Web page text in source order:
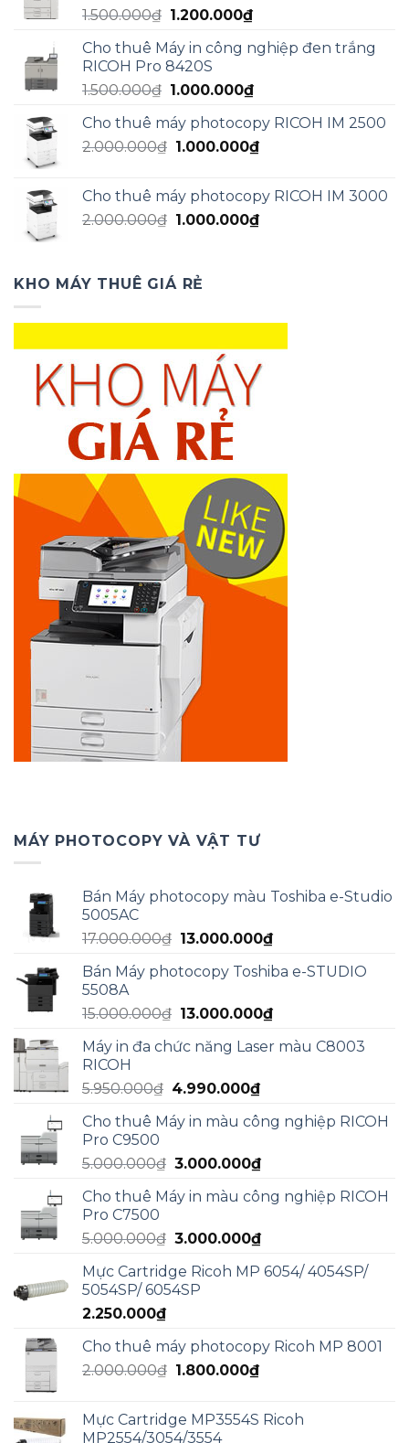
1.300.000₫.
1.500.000₫ Giá
là:
1.500.000₫.
1.200.000₫Giá
tại
1.200.000₫.
Cho thuê Máy in công nghiệp đen trắng
RICOH Pro 8420S
1.500.000₫ Giá
là:
1.500.000₫.
1.000.000₫Giá
tại
là:
Cho thuê máy photocopy RICOH IM 2500
2.000.000₫ Giá
2.000.000₫.
1.000.000₫Giá
là:
1.000.000₫.
Cho thuê máy photocopy RICOH IM 3000
2.000.000₫ Giá
2.000.000₫.
1.000.000₫Giá
KHO MÁY THUÊ GIÁ RẺ
MÁY PHOTOCOPY VÀ VẬT TƯ
Bán Máy photocopy màu Toshiba e-Studio
5005AC
17.000.000₫ Giá
là:
13.000.000₫Giá
tại
13.000.000₫.
Bán Máy photocopy Toshiba e-STUDIO
5508A
15.000.000₫ Giá
là:
13.000.000₫Giá
tại
Máy in đa chức năng Laser màu C8003
RICOH
5.950.000₫ Giá
là:
4.990.000₫Giá
tại
4.990.000₫.
Cho thuê Máy in màu công nghiệp RICOH
Pro C9500
5.000.000₫ Giá
là:
3.000.000₫Giá
tại
3.000.000₫.
Cho thuê Máy in màu công nghiệp RICOH
Pro C7500
5.000.000₫ Giá
là:
5.000.000₫.
3.000.000₫Giá
tại
Mực Cartridge Ricoh MP 6054/ 4054SP/
5054SP/ 6054SP
2.250.000₫
Cho thuê máy photocopy Ricoh MP 8001
2.000.000₫ Giá
2.000.000₫.
1.800.000₫Giá
là:
Mực Cartridge MP3554S Ricoh
MP2554/3054/3554